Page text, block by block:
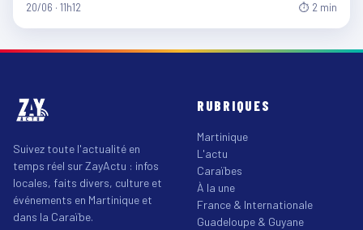
20/06 · 11h12 ⏱ 2 min
Suivez toute l'actualité en
temps réel sur ZayActu : infos
locales, faits divers, culture et
événements en Martinique et
dans la Caraïbe.
RUBRIQUES
Martinique
L'actu
Caraïbes
À la une
France & Internationale
Guadeloupe & Guyane